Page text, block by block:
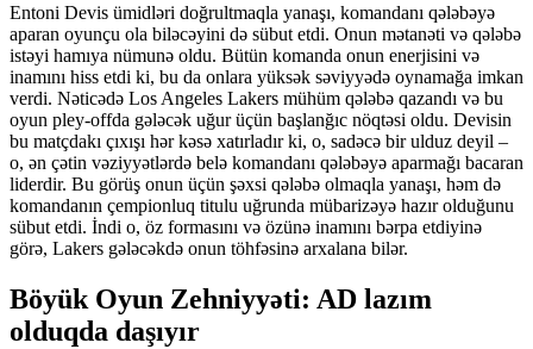
Entoni Devis ümidləri doğrultmaqla yanaşı, komandanı qələbəyə
aparan oyunçu ola biləcəyini də sübut etdi. Onun mətanəti və qələbə
istəyi hamıya nümunə oldu. Bütün komanda onun enerjisini və
inamını hiss etdi ki, bu da onlara yüksək səviyyədə oynamağa imkan
verdi. Nəticədə Los Angeles Lakers mühüm qələbə qazandı və bu
oyun pley-offda gələcək uğur üçün başlanğıc nöqtəsi oldu. Devisin
bu matçdakı çıxışı hər kəsə xatırladır ki, o, sadəcə bir ulduz deyil –
o, ən çətin vəziyyətlərdə belə komandanı qələbəyə aparmağı bacaran
liderdir. Bu görüş onun üçün şəxsi qələbə olmaqla yanaşı, həm də
komandanın çempionluq titulu uğrunda mübarizəyə hazır olduğunu
sübut etdi. İndi o, öz formasını və özünə inamını bərpa etdiyinə
görə, Lakers gələcəkdə onun töhfəsinə arxalana bilər.
Böyük Oyun Zehniyyəti: AD lazım
olduqda daşıyır